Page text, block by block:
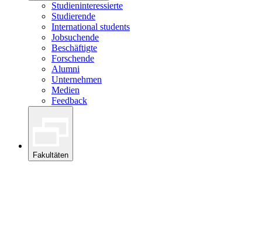
Studieninteressierte
Studierende
International students
Jobsuchende
Beschäftigte
Forschende
Alumni
Unternehmen
Medien
Feedback
Fakultäten